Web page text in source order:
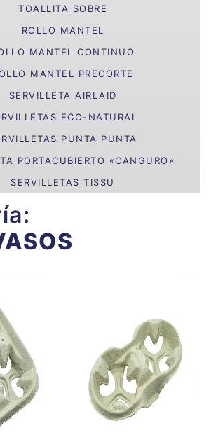
TOALLITA SOBRE
ROLLO MANTEL
MANTEL CONTINUO
MANTEL PRECORTE
SERVILLETA AIRLAID
ECO-NATURAL
PUNTA PUNTA
PORTACUBIERTO «CANGURO»
SERVILLETAS TISSU